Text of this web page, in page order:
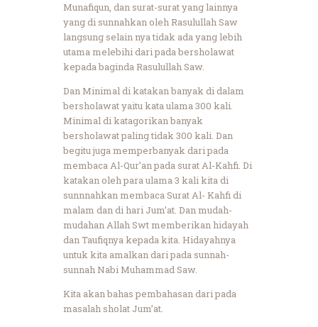
Munafiqun, dan surat-surat yang lainnya
yang di sunnahkan oleh Rasulullah Saw
langsung selain nya tidak ada yang lebih
utama melebihi dari pada bersholawat
kepada baginda Rasulullah Saw.
Dan Minimal di katakan banyak di dalam
bersholawat yaitu kata ulama 300 kali.
Minimal di katagorikan banyak
bersholawat paling tidak 300 kali. Dan
begitu juga memperbanyak dari pada
membaca Al-Qur’an pada surat Al-Kahfi. Di
katakan oleh para ulama 3 kali kita di
sunnnahkan membaca Surat Al- Kahfi di
malam dan di hari Jum’at. Dan mudah-
mudahan Allah Swt memberikan hidayah
dan Taufiqnya kepada kita. Hidayahnya
untuk kita amalkan dari pada sunnah-
sunnah Nabi Muhammad Saw.
Kita akan bahas pembahasan dari pada
masalah sholat Jum’at.